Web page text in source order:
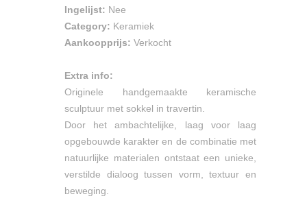
Ingelijst: Nee
Category: Keramiek
Aankoopprijs: Verkocht
Extra info:
Originele handgemaakte keramische
sculptuur met sokkel in travertin.
Door het ambachtelijke, laag voor laag
opgebouwde karakter en de combinatie met
natuurlijke materialen ontstaat een unieke,
verstilde dialoog tussen vorm, textuur en
beweging.